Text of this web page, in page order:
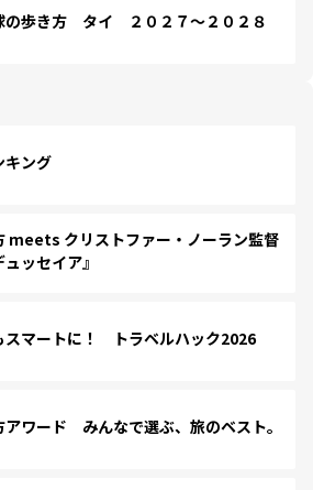
歩き方 タイ ２０２７～２０２８
キング
meets クリストファー・ノーラン監督
ッセイア』
スマートに！ トラベルハック2026
アワード みんなで選ぶ、旅のベスト。